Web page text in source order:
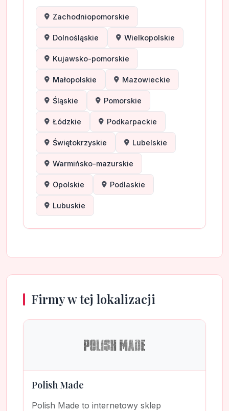
Zachodniopomorskie
Dolnośląskie Wielkopolskie
Kujawsko-pomorskie
Małopolskie Mazowieckie
Śląskie Pomorskie
Łódzkie Podkarpackie
Świętokrzyskie Lubelskie
Warmińsko-mazurskie
Opolskie Podlaskie
Lubuskie
Firmy w tej lokalizacji
Polish Made
Polish Made to internetowy sklep